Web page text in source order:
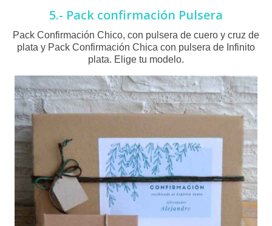
5.- Pack confirmación Pulsera
Pack Confirmación Chico, con pulsera de cuero y cruz de
plata y Pack Confirmación Chica con pulsera de Infinito
plata. Elige tu modelo.